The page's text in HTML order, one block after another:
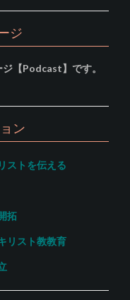
ジ
【Podcast】です。
ン
ストを伝える
拓
リスト教教育